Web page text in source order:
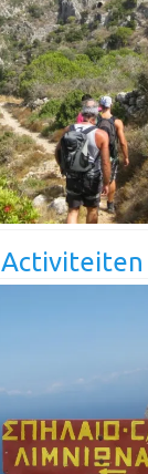
Activiteiten